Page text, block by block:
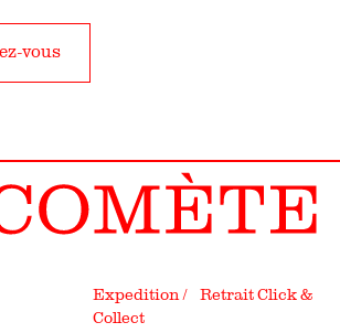
Expedition / Retrait Click &
Collect